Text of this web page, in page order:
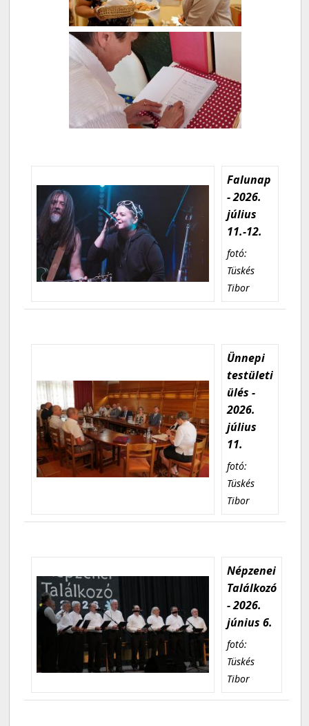
Falunap
- 2026.
július
11.-12.
fotó:
Tüskés
Tibor
Ünnepi
testületi
ülés -
2026.
július
11.
fotó:
Tüskés
Tibor
Népzenei
Találkozó
- 2026.
június 6.
fotó:
Tüskés
Tibor